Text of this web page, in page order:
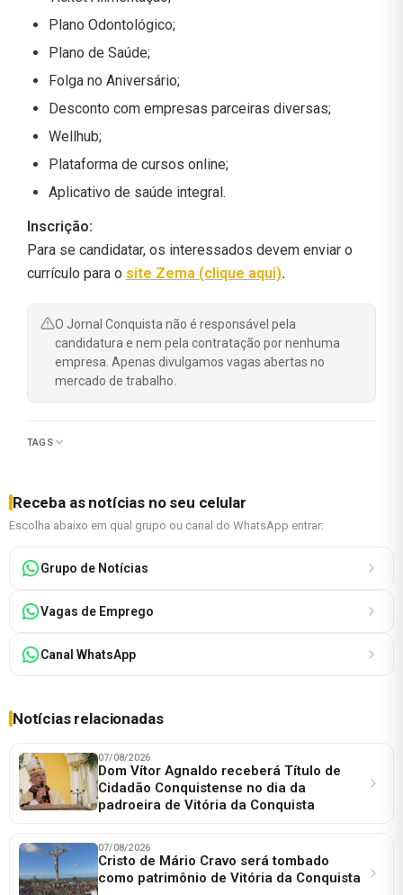
Plano Odontológico;
Plano de Saúde;
Folga no Aniversário;
Desconto com empresas parceiras diversas;
Wellhub;
Plataforma de cursos online;
Aplicativo de saúde integral.
Inscrição:
Para se candidatar, os interessados devem enviar o
currículo para o site Zema (clique aqui).
O Jornal Conquista não é responsável pela
candidatura e nem pela contratação por nenhuma
empresa. Apenas divulgamos vagas abertas no
mercado de trabalho.
TAGS
Receba as notícias no seu celular
Escolha abaixo em qual grupo ou canal do WhatsApp entrar:
Grupo de Notícias
Vagas de Emprego
Canal WhatsApp
Notícias relacionadas
07/08/2026
Dom Vítor Agnaldo receberá Título de
Cidadão Conquistense no dia da
padroeira de Vitória da Conquista
07/08/2026
Cristo de Mário Cravo será tombado
como patrimônio de Vitória da Conquista